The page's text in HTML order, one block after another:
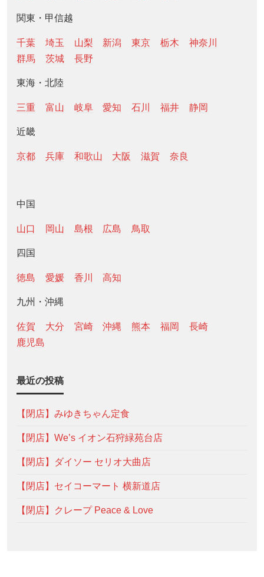
関東・甲信越
千葉 埼玉 山梨 新潟 東京 栃木
神奈川
群馬
茨城 長野
東海・北陸
三重 富山 岐阜 愛知 石川 福井 静岡
近畿
京都 兵庫 和歌山 大阪 滋賀 奈良
中国
山口 岡山 島根 広島 鳥取
四国
徳島 愛媛 香川 高知
九州・沖縄
佐賀 大分 宮崎 沖縄 熊本 福岡
長崎
鹿児島
最近の投稿
【閉店】みゆきちゃん定食
【閉店】We’s イオン石狩緑苑台店
【閉店】ダイソー セリオ大曲店
【閉店】セイコーマート 横新道店
【閉店】クレープ Peace & Love